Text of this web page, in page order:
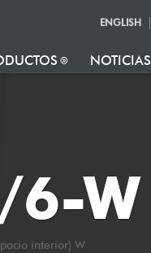
ENGLISH
NOTICIAS
6-W
interior) W